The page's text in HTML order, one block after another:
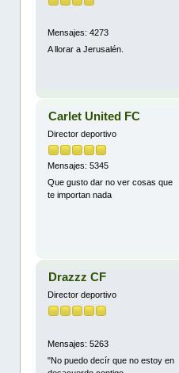
Mensajes: 4273
A llorar a Jerusalén.
Carlet United FC
Director deportivo
Mensajes: 5345
Que gusto dar no ver cosas que
te importan nada
Drazzz CF
Director deportivo
Mensajes: 5263
"No puedo decír que no estoy en